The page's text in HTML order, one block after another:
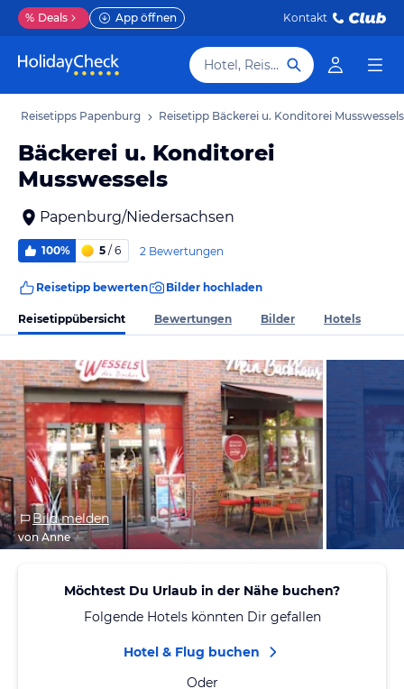
% Deals App öffnen Kontakt
Hotel, Reiseziel
Reisetipps Papenburg Reisetipp Bäckerei u. Konditorei Musswessels
Bäckerei u. Konditorei
Musswessels
Papenburg/Niedersachsen
100% 5 / 6 2 Bewertungen
Reisetipp bewerten Bilder hochladen
Reisetippübersicht Bewertungen Bilder Hotels
Bild melden
von Anne
Möchtest Du Urlaub in der Nähe buchen?
Folgende Hotels könnten Dir gefallen
Hotel & Flug buchen
Oder